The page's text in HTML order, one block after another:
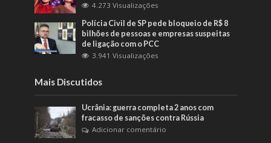
4.273 Visualizações
Polícia Civil de SP pede bloqueio de R$ 8
bilhões de pessoas e empresas suspeitas
de ligação com o PCC
3.941 Visualizações
Mais Discutidos
Ucrânia: guerra completa 2 anos com
fracasso de sanções contra Rússia
Adicionar comentário